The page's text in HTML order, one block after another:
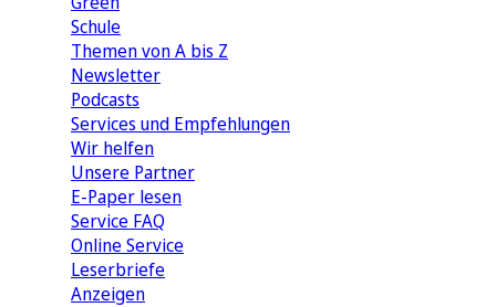
Schule
Themen von A bis Z
Newsletter
Podcasts
Services und Empfehlungen
Wir helfen
Unsere Partner
E-Paper lesen
Service FAQ
Online Service
Leserbriefe
Anzeigen